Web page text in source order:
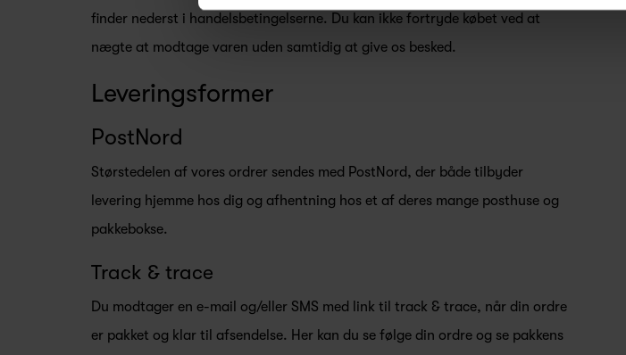
finder nederst i handelsbetingelserne. Du kan ikke fortryde købet ved at
nægte at modtage varen uden samtidig at give os besked.
Leveringsformer
PostNord
Størstedelen af vores ordrer sendes med PostNord, der både tilbyder
levering hjemme hos dig og afhentning hos et af deres mange posthuse og
pakkebokse.
Track & trace
Du modtager en e-mail og/eller SMS med link til track & trace, når din ordre
er pakket og klar til afsendelse. Her kan du se følge din ordre og se pakkens